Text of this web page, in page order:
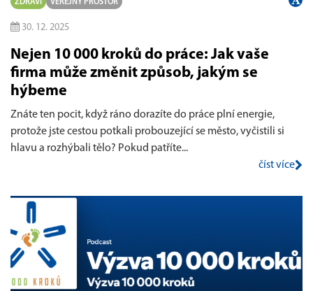
ZDRAVÍ VEŘEJNÝ PROSTOR
30. 12. 2025
Nejen 10 000 kroků do práce: Jak vaše
firma může změnit způsob, jakým se
hýbeme
Znáte ten pocit, když ráno dorazíte do práce plní energie,
protože jste cestou potkali probouzející se město, vyčistili si
hlavu a rozhýbali tělo? Pokud patříte...
číst více